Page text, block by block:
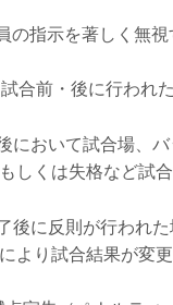
の指示を著しく無視
試合前・後に行われ
において試合場、
しくは失格など試
後に反則が行われ
より試合結果が変